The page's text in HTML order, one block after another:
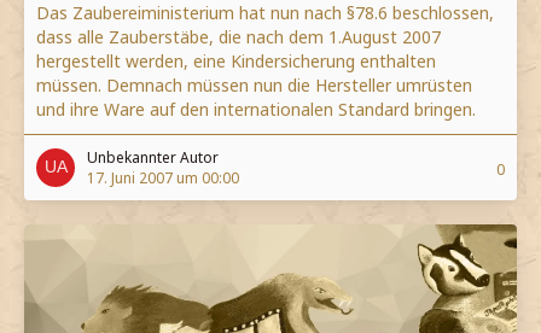
Das Zaubereiministerium hat nun nach §78.6 beschlossen,
dass alle Zauberstäbe, die nach dem 1.August 2007
hergestellt werden, eine Kindersicherung enthalten
müssen. Demnach müssen nun die Hersteller umrüsten
und ihre Ware auf den internationalen Standard bringen.
Unbekannter Autor
17. Juni 2007 um 00:00
0